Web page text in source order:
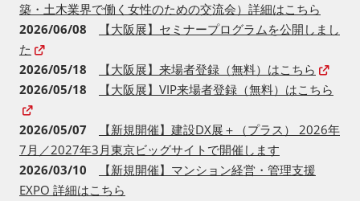
築・土木業界で働く女性のための交流会）詳細はこちら
2026/06/08
【大阪展】セミナープログラムを公開しまし
た
2026/05/18
【大阪展】来場者登録（無料）はこちら
2026/05/18
【大阪展】VIP来場者登録（無料）はこちら
2026/05/07
【新規開催】建設DX展＋（プラス） 2026年
7月／2027年3月東京ビッグサイトで開催します
2026/03/10
【新規開催】マンション経営・管理支援
EXPO 詳細はこちら